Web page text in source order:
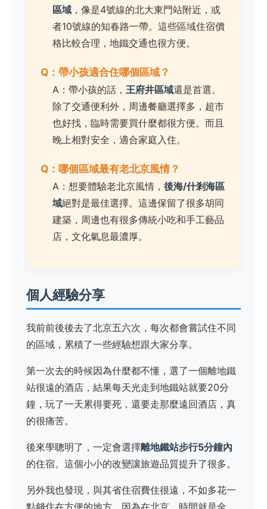
區域 ，像是4號線的北大東門站附近，或
者10號線的知春路一帶。這些區域住宿價
格比較合理，地鐵交通也很方便。
Q：帶小孩適合住哪個區域？
A：帶小孩的話， 王府井區域還是首選。
除了交通便利外，周邊餐廳選擇多，超市
也好找，臨時需要買什麼都很方便。而且
晚上相對安全，適合家庭入住。
Q：哪個區域最有老北京風情？
A：想要體驗老北京風情， 後海/什剎海區
域絕對是最佳選擇。這邊保留了很多胡同
建築，周邊也有很多傳統小吃和手工藝品
店，文化氣息最濃厚。
個人經驗分享
我前前後後去了北京五六次，每次都會嘗試住不同
的區域，累積了一些經驗想跟大家分享。
第一次去的時候因為什麼都不懂，選了一個離地鐵
站很遠的酒店，結果每天光走到地鐵站就要20分
鐘，玩了一天累得要死，還要走那麼遠回酒店，真
的很痛苦。
後來學聰明了，一定會選擇離地鐵站步行5分鐘內
的住宿。這個小小的改變讓旅遊品質提升了很多。
另外我也發現，與其省住宿費住很遠，不如多花一